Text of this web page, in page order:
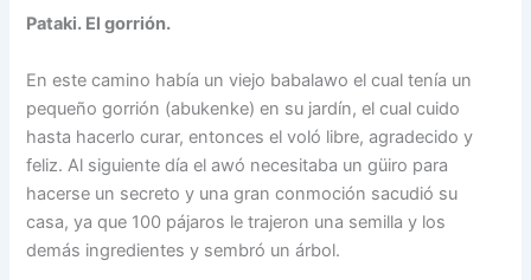
Pataki. El gorrión.
En este camino había un viejo babalawo el cual tenía un
pequeño gorrión (abukenke) en su jardín, el cual cuido
hasta hacerlo curar, entonces el voló libre, agradecido y
feliz. Al siguiente día el awó necesitaba un güiro para
hacerse un secreto y una gran conmoción sacudió su
casa, ya que 100 pájaros le trajeron una semilla y los
demás ingredientes y sembró un árbol.